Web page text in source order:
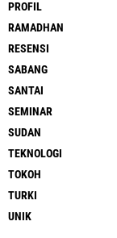
PROFIL
RAMADHAN
RESENSI
SABANG
SANTAI
SEMINAR
SUDAN
TEKNOLOGI
TOKOH
TURKI
UNIK